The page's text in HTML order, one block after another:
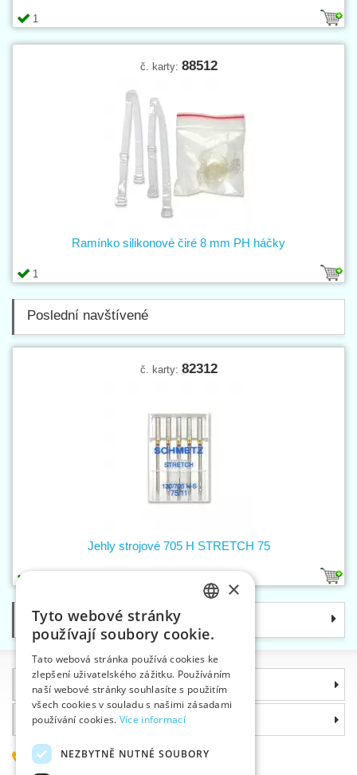
1
č. karty: 88512
1
Ramínko silikonové čiré 8 mm PH háčky
Poslední navštívené
č. karty: 82312
Jehly strojové 705 H STRETCH 75
Kategorie
Informace
Proč si zvolit právě nás
585 051 217
ENGLISH
GERMAN
×
Tyto webové stránky
používají soubory cookie.
Tato webová stránka používá cookies ke
zlepšení uživatelského zážitku. Používáním
naší webové stránky souhlasíte s použitím
všech cookies v souladu s našimi zásadami
používání cookies. Více informací
NEZBYTNĚ NUTNÉ SOUBORY